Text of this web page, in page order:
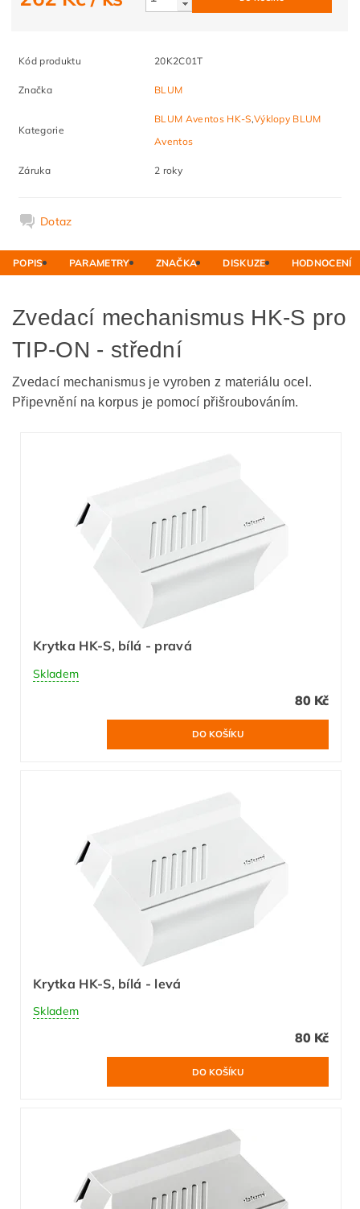
Kód produktu 20K2C01T
Značka BLUM
Kategorie
BLUM Aventos HK-S,Výklopy BLUM
Aventos
Záruka 2 roky
Dotaz
POPIS PARAMETRY ZNAČKA DISKUZE HODNOCENÍ
Zvedací mechanismus HK-S pro
TIP-ON - střední
Zvedací mechanismus je vyroben z materiálu ocel.
Připevnění na korpus je pomocí přišroubováním.
Krytka HK-S, bílá - pravá
Skladem
80 Kč
Krytka HK-S, bílá - levá
Skladem
80 Kč